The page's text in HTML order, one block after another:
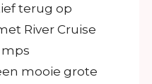
terug op
River Cruise
mps
mooie grote